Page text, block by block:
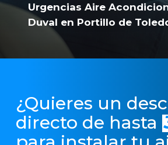
Urgencias Aire
Duval en Portillo de
¿Quieres un
directo de hasta